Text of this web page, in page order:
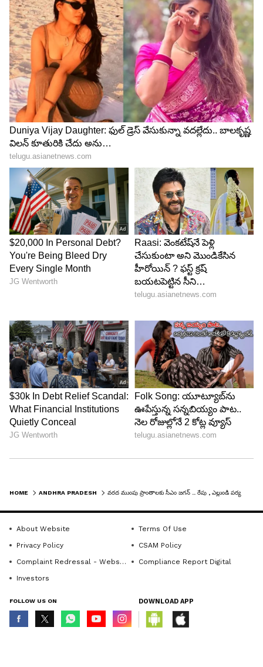
HOME ANDHRA PRADESH
About Website
Terms Of Use
Privacy Policy
CSAM Policy
Complaint Redressal - Website
Compliance Report Digital
Investors
FOLLOW US ON DOWNLOAD APP